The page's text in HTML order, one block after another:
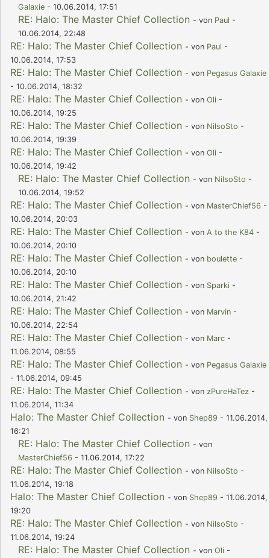
Galaxie - 10.06.2014, 17:51
RE: Halo: The Master Chief Collection - von Paul -
10.06.2014, 22:48
RE: Halo: The Master Chief Collection - von Paul -
10.06.2014, 17:53
RE: Halo: The Master Chief Collection - von Pegasus Galaxie
- 10.06.2014, 18:32
RE: Halo: The Master Chief Collection - von Oli -
10.06.2014, 19:25
RE: Halo: The Master Chief Collection - von NilsoSto -
10.06.2014, 19:39
RE: Halo: The Master Chief Collection - von Oli -
10.06.2014, 19:42
RE: Halo: The Master Chief Collection - von NilsoSto -
10.06.2014, 19:52
RE: Halo: The Master Chief Collection - von MasterChief56 -
10.06.2014, 20:03
RE: Halo: The Master Chief Collection - von A to the K84 -
10.06.2014, 20:10
RE: Halo: The Master Chief Collection - von boulette -
10.06.2014, 20:10
RE: Halo: The Master Chief Collection - von Sparki -
10.06.2014, 21:42
RE: Halo: The Master Chief Collection - von Marvin -
10.06.2014, 22:54
RE: Halo: The Master Chief Collection - von Marc -
11.06.2014, 08:55
RE: Halo: The Master Chief Collection - von Pegasus Galaxie
- 11.06.2014, 09:45
RE: Halo: The Master Chief Collection - von zPureHaTez -
11.06.2014, 11:34
Halo: The Master Chief Collection - von Shep89 - 11.06.2014,
16:21
RE: Halo: The Master Chief Collection - von
MasterChief56 - 11.06.2014, 17:22
RE: Halo: The Master Chief Collection - von NilsoSto -
11.06.2014, 19:18
Halo: The Master Chief Collection - von Shep89 - 11.06.2014,
19:20
RE: Halo: The Master Chief Collection - von NilsoSto -
11.06.2014, 19:24
RE: Halo: The Master Chief Collection - von Oli -